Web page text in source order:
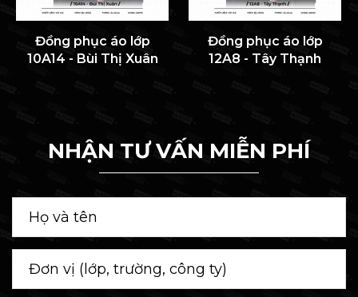
Đồng phục áo lớp
10A14 - Bùi Thị Xuân
Đồng phục áo lớp
12A8 - Tây Thạnh
NHẬN TƯ VẤN MIỄN PHÍ